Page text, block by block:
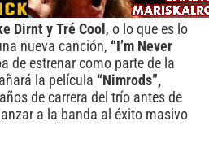
Dirnt y Tré Cool , o lo que es lo
nueva canción, “I’m Never
de estrenar como parte de la
la película “Nimrods”,
de carrera del trío antes de
a la banda al éxito masivo